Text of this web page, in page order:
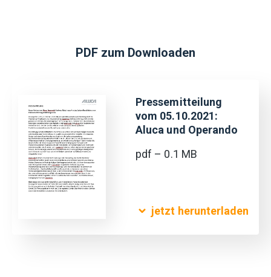
PDF zum Downloaden
Pressemitteilung
vom 05.10.2021:
Aluca und Operando
pdf – 0.1 MB
jetzt herunterladen